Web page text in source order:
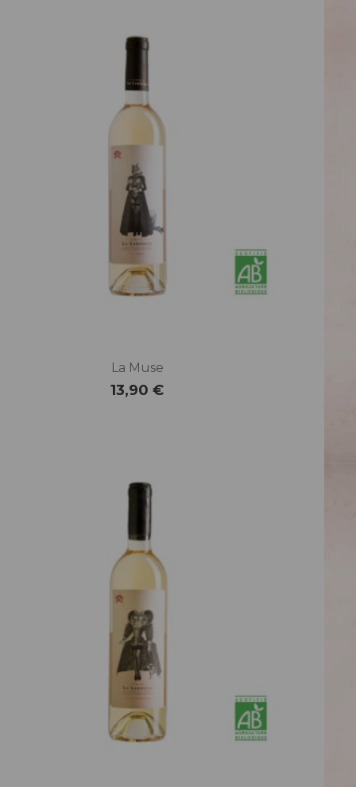
La Muse
Prix
13,90 €